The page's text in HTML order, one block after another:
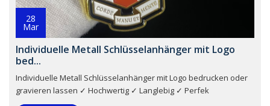
28
Mar
Individuelle Metall Schlüsselanhänger mit Logo
bed...
Individuelle Metall Schlüsselanhänger mit Logo bedrucken oder
gravieren lassen ✓ Hochwertig ✓ Langlebig ✓ Perfek